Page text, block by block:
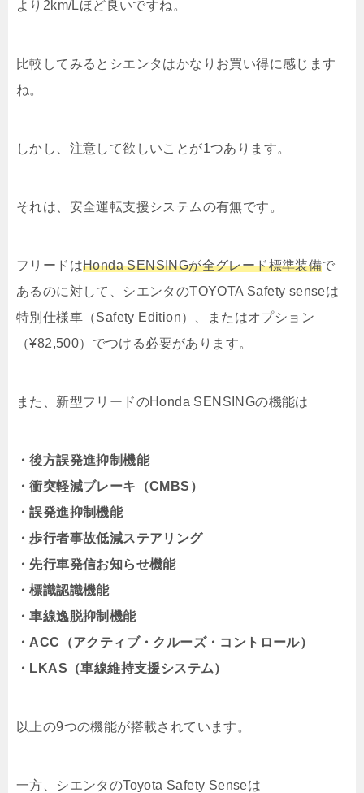
より2km/Lほど良いですね。
比較してみるとシエンタはかなりお買い得に感じます
ね。
しかし、注意して欲しいことが1つあります。
それは、安全運転支援システムの有無です。
フリードはHonda SENSINGが全グレード標準装備で
あるのに対して、シエンタのTOYOTA Safety senseは
特別仕様車（Safety Edition）、またはオプション
（¥82,500）でつける必要があります。
また、新型フリードのHonda SENSINGの機能は
・後方誤発進抑制機能
・衝突軽減ブレーキ（CMBS）
・誤発進抑制機能
・歩行者事故低減ステアリング
・先行車発信お知らせ機能
・標識認識機能
・車線逸脱抑制機能
・ACC（アクティブ・クルーズ・コントロール）
・LKAS（車線維持支援システム）
以上の9つの機能が搭載されています。
一方、シエンタのToyota Safety Senseは